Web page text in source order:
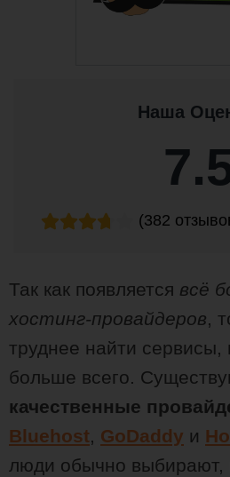
Наша
(382
Так как появляется всё
хостинг-провайдеров,
труднее найти
больше всего.
качественные
Bluehost, GoDaddy и
люди обычно выбирают,